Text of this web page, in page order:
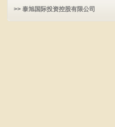
>> 泰旭国际投资控股有限公司